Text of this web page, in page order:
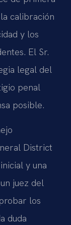
calibración
y los
El Sr.
legal del
penal
posible.
District
y una
juez del
los
duda